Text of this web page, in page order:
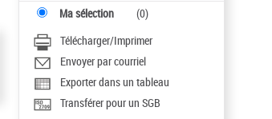
Ma sélection (0)
Télécharger/Imprimer
Envoyer par courriel
Exporter dans un tableau
Transférer pour un SGB